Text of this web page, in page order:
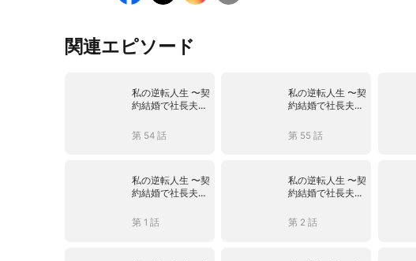
関連エピソード
私の逆転人生 〜契
約結婚で社長夫
第 54 話
私の逆転人生 〜契
約結婚で社長夫
第 55 話
私の逆転人生 〜契
約結婚で社長夫
第 1 話
私の逆転人生 〜契
約結婚で社長夫
第 2 話